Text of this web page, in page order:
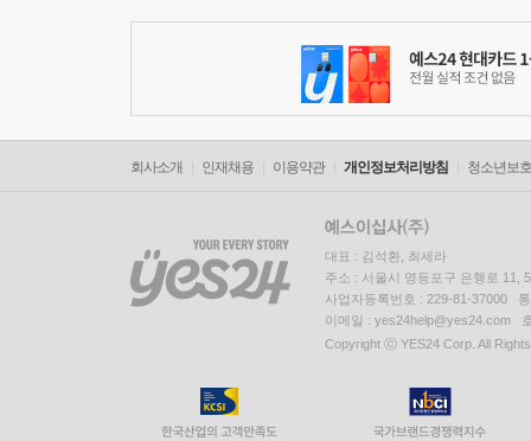
회사소개 인재채용 이용약관 개인정보처리방침 청소년보
대표 : 김석환, 최세라
주소 : 서울시 영등포구 은행로 11,
사업자등록번호 : 229-81-37000
이메일 : yes24help@yes24.com
Copyright ⓒ YES24 Corp. All